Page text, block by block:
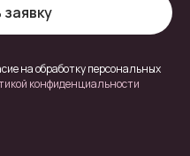
на обработку персональных
конфиденциальности